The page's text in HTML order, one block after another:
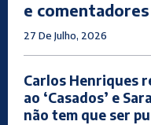
e
27 De Julho, 2026
Carlos Henriques
ao ‘Casados’ e
não tem que ser